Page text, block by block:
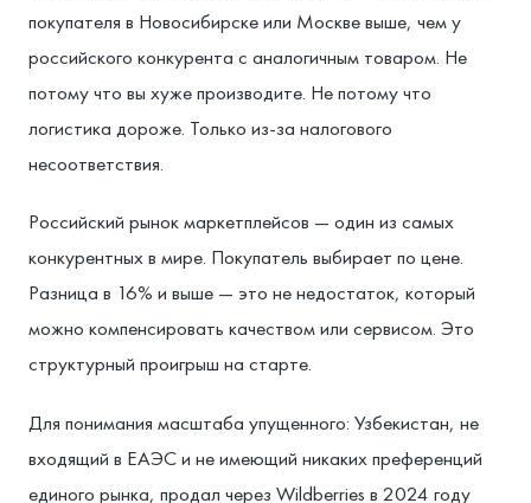
покупателя в Новосибирске или Москве выше, чем у
российского конкурента с аналогичным товаром. Не
потому что вы хуже производите. Не потому что
логистика дороже. Только из-за налогового
несоответствия.
Российский рынок маркетплейсов — один из самых
конкурентных в мире. Покупатель выбирает по цене.
Разница в 16% и выше — это не недостаток, который
можно компенсировать качеством или сервисом. Это
структурный проигрыш на старте.
Для понимания масштаба упущенного: Узбекистан, не
входящий в ЕАЭС и не имеющий никаких преференций
единого рынка, продал через Wildberries в 2024 году